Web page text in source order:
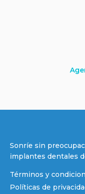
Sonríe sin
implantes dentales
Términos y
Políticas de